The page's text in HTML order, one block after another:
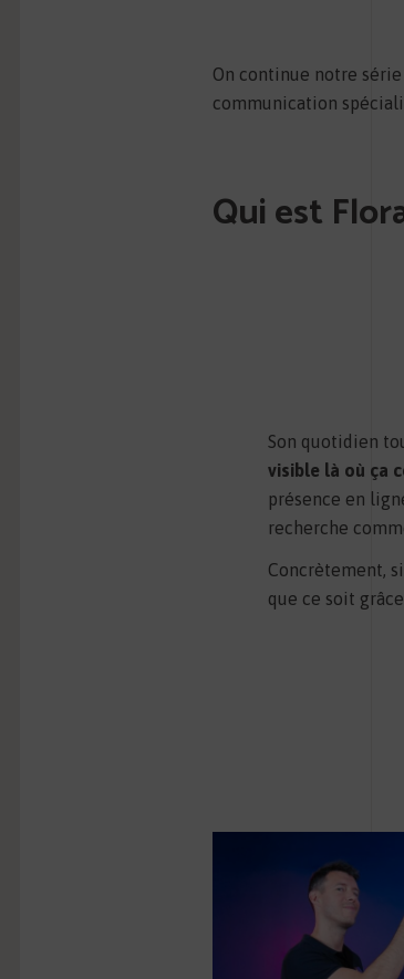
On continue notre
communication
Qui est
Son quotidien
visible là où ça
présence en
recherche
Concrètement,
que ce soit